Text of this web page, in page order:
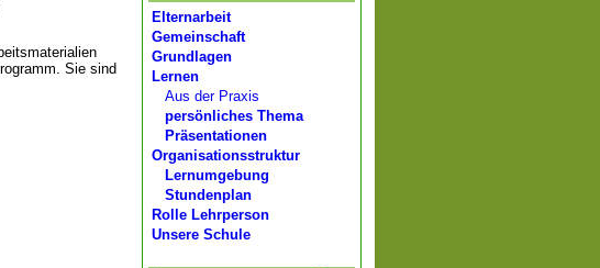
Sie sind
Elternarbeit
Gemeinschaft
Grundlagen
Lernen
Aus der Praxis
persönliches Thema
Präsentationen
Organisationsstruktur
Lernumgebung
Stundenplan
Rolle Lehrperson
Unsere Schule